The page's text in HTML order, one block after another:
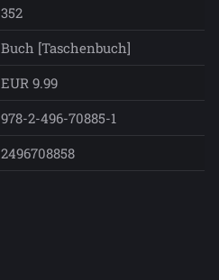
352
Buch [Taschenbuch]
EUR 9.99
978-2-496-70885-1
2496708858